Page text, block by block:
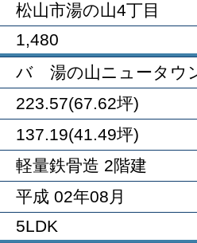
松山市湯の山4丁目
1,480
バ 湯の山ニュータ
223.57(67.62坪)
137.19(41.49坪)
軽量鉄骨造 2階建
平成 02年08月
5LDK